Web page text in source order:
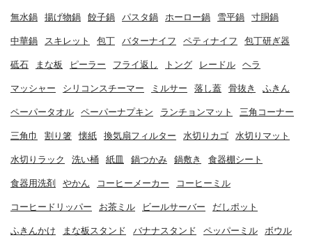
無水鍋 揚げ物鍋 餃子鍋 パスタ鍋 ホーロー鍋 雪平鍋 寸胴鍋
中華鍋 スキレット 包丁 バターナイフ ペティナイフ 包丁研ぎ器
砥石 まな板 ピーラー フライ返し トング レードル ヘラ
マッシャー シリコンスチーマー ミルサー 落し蓋 骨抜き ふきん
ペーパータオル ペーパーナプキン ランチョンマット 三角コーナー
三角巾 割り箸 懐紙 換気扇フィルター 水切りカゴ 水切りマット
水切りラック 洗い桶 紙皿 鍋つかみ 鍋敷き 食器棚シート
食器用洗剤 やかん コーヒーメーカー コーヒーミル
コーヒードリッパー お茶ミル ビールサーバー だしポット
ふきんかけ まな板スタンド バナナスタンド ペッパーミル ボウル